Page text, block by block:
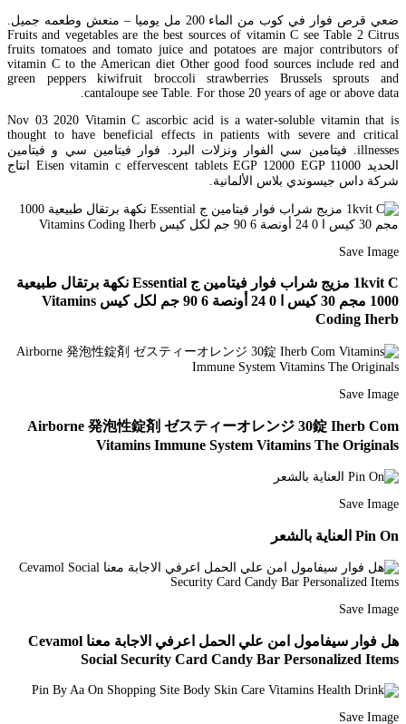
ضعي قرص فوار في كوب من الماء 200 مل يوميا – منعش وطعمه جميل.
Fruits and vegetables are the best sources of vitamin C see Table 2 Citrus
fruits tomatoes and tomato juice and potatoes are major contributors of
vitamin C to the American diet Other good food sources include red and
green peppers kiwifruit broccoli strawberries Brussels sprouts and
cantaloupe see Table. For those 20 years of age or above data.
Nov 03 2020 Vitamin C ascorbic acid is a water-soluble vitamin that is
thought to have beneficial effects in patients with severe and critical
illnesses. فيتامين سي الفوار ونزلات البرد. فوار فيتامين سي و فيتامين
الحديد Eisen vitamin c effervescent tablets EGP 12000 EGP 11000 انتاج
شركة داس جيسوندي بلاس الألمانية.
Save Image
1kvit C مزيج شراب فوار فيتامين ج Essential نكهة برتقال طبيعية
1000 مجم 30 كيس ا 0 24 أونصة 6 90 جم لكل كيس Vitamins
Coding Iherb
Save Image
Airborne 発泡性錠剤 ゼスティーオレンジ 30錠 Iherb Com
Vitamins Immune System Vitamins The Originals
Save Image
Pin On العناية بالشعر
Save Image
هل فوار سيفامول امن علي الحمل اعرفي الاجابة معنا Cevamol
Social Security Card Candy Bar Personalized Items
Save Image